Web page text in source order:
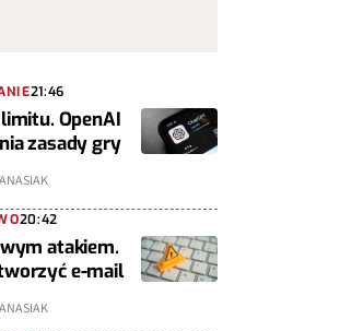
21:46
OpenAI
zasady gry
20:42
atakiem.
e-mail